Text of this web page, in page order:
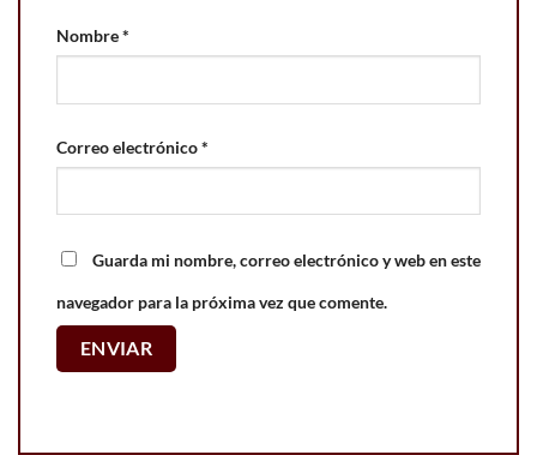
Nombre*
Correo electrónico*
Guarda mi nombre, correo electrónico y web en este
navegador para la próxima vez que comente.